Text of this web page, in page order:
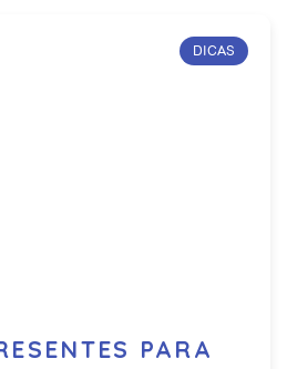
DICAS
PARA